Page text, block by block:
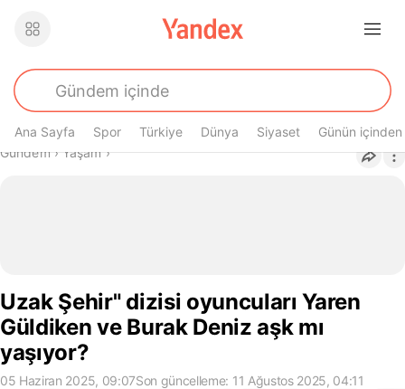
Ana Sayfa Spor Türkiye Dünya Siyaset Günün içinden
Buradasın
Gündem› Yaşam›
Uzak Şehir" dizisi oyuncuları Yaren
Güldiken ve Burak Deniz aşk mı
yaşıyor?
05 Haziran 2025, 09:07Son güncelleme: 11 Ağustos 2025, 04:11